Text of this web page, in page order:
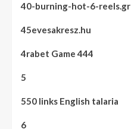
40-burning-hot-6-reels.gr
45evesakresz.hu
4rabet Game 444
5
550 links English talaria
6